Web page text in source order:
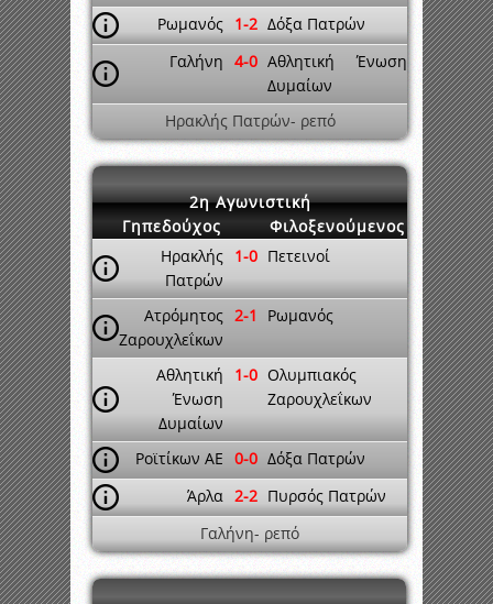
Ρωμανός 1-2 Δόξα Πατρών
Γαλήνη 4-0 Αθλητική Ένωση
Δυμαίων
Ηρακλής Πατρών- ρεπό
2η Αγωνιστική
Γηπεδούχος
Φιλοξενούμενος
Ηρακλής
Πατρών
1-0 Πετεινοί
Ατρόμητος
Ζαρουχλεΐκων
2-1 Ρωμανός
Αθλητική
Ένωση
Δυμαίων
1-0 Ολυμπιακός
Ζαρουχλεΐκων
Ροϊτίκων ΑΕ 0-0 Δόξα Πατρών
Άρλα 2-2 Πυρσός Πατρών
Γαλήνη- ρεπό